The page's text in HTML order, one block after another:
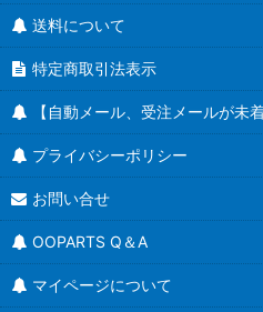
送料について
特定商取引法表示
【自動メール、受注メールが未
プライバシーポリシー
お問い合せ
OOPARTS Q＆A
マイページについて